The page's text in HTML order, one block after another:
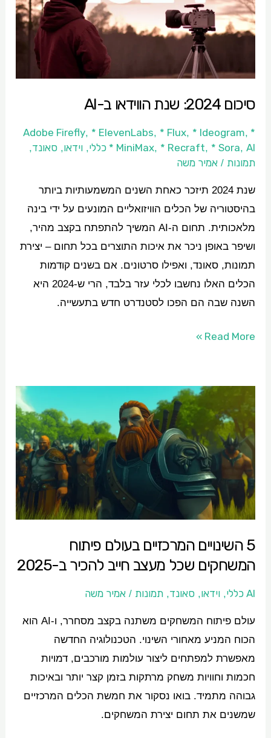
סיכום 2024: שנת הווידאו ב-AI​
* Adobe Firefly
, * ElevenLabs, * Flux, * Ideogram,
* MiniMax, * Recraft, * Sora, AI כללי ,וידאו,סאונד,
תמונות /אמיר משה
שנת 2024 תיזכר כאחת השנים המשמעותיות ביותר
בהיסטוריה של הכלים הוויזואליים המונעים על ידי בינה
מלאכותית. תחום ה-AI המשיך להתפתח בקצב מהיר,
ושיפר באופן ניכר את איכות התוצרים בכל תחום – יצירת
תמונות, סאונד, ואפילו סרטונים. אם בשנים קודמות
הכלים האלו נחשבו לכלי עזר בלבד, הרי ש-2024 היא
השנה שבה הם הפכו לסטנדרט חדש בתעשייה.
הווידאו
ב-
Read More »
5 השינויים המרכזיים בעולם פיתוח
המשחקים שכל מעצב חייב להכיר ב-2025
AI כללי ,וידאו,סאונד,תמונות /אמיר משה
עולם פיתוח המשחקים משתנה בקצב מסחרר, ו-AI הוא
הכוח המניע מאחורי השינוי. הטכנולוגיה החדשה
מאפשרת למפתחים ליצור עולמות מורכבים, דמויות
חכמות וחוויות משחק מרתקות בזמן קצר יותר ובאיכות
גבוהה מתמיד. בואו נסקור את חמשת הכלים המרכזיים
שמשנים את תחום יצירת המשחקים.
השינויים
המרכזיים
בעולם
פיתוח
המשחקים
שכל
חייב
להכיר